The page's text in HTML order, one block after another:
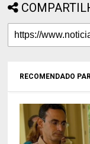
RECOMENDADO